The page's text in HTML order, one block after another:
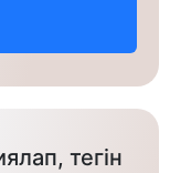
тегін